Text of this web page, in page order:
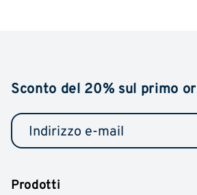
Sconto del 20% sul primo
Prodotti